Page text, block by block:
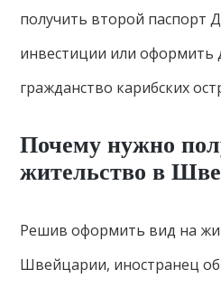
получить второй паспорт
инвестиции или оформить
гражданство карибских
Почему нужно
жительство в
Решив оформить вид на
Швейцарии, иностранец